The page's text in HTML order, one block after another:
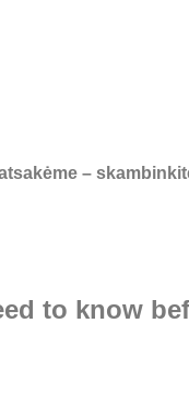
–
to know